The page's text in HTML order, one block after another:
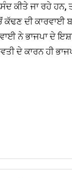
ਕੀਤੇ ਜਾ ਰਹੇ ਹਨ,
ਦੀ ਕਾਰਵਾਈ
ਨੇ ਭਾਜਪਾ ਦੇ
ਦੇ ਕਾਰਨ ਹੀ